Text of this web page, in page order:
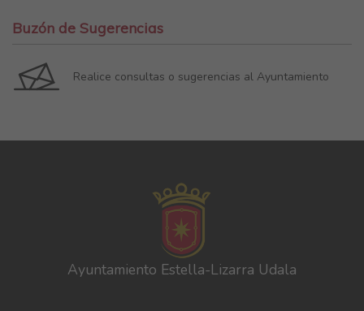
Buzón de Sugerencias
Realice consultas o sugerencias al Ayuntamiento
Ayuntamiento Estella-Lizarra Udala